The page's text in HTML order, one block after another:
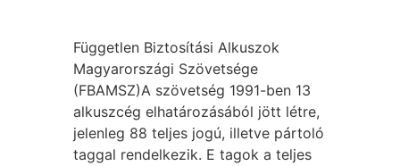
Független Biztosítási Alkuszok
Magyarországi Szövetsége
(FBAMSZ)A szövetség 1991-ben 13
alkuszcég elhatározásából jött létre,
jelenleg 88 teljes jogú, illetve pártoló
taggal rendelkezik. E tagok a teljes